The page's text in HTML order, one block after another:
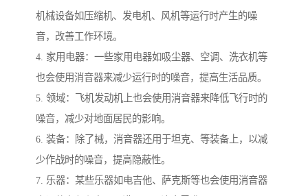
机械设备如压缩机、发电机、风机等运行时产生的噪
音，改善工作环境。
4. 家用电器：一些家用电器如吸尘器、空调、洗衣机等
也会使用消音器来减少运行时的噪音，提高生活品质。
5. 领域：飞机发动机上也会使用消音器来降低飞行时的
噪音，减少对地面居民的影响。
6. 装备：除了械，消音器还用于坦克、等装备上，以减
少作战时的噪音，提高隐蔽性。
7. 乐器：某些乐器如电吉他、萨克斯等也会使用消音器